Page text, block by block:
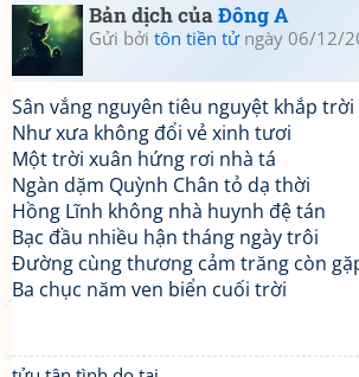
Bản dịch củaĐông A
Gửi bởi tôn tiền tửngày 06/12/
Sân vắng nguyên tiêu nguyệt khắp trời
Như xưa không đổi vẻ xinh tươi
Một trời xuân hứng rơi nhà tá
Ngàn dặm Quỳnh Chân tỏ dạ thời
Hồng Lĩnh không nhà huynh đệ tán
Bạc đầu nhiều hận tháng ngày trôi
Đường cùng thương cảm trăng còn
Ba chục năm ven biển cuối trời